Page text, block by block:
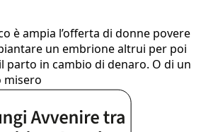
è ampia l’offerta di donne povere
un embrione altrui per poi
parto in cambio di denaro. O di un
misero